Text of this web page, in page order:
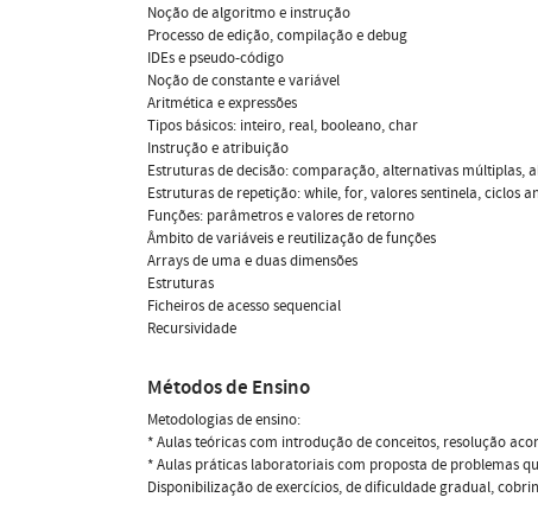
Noção de algoritmo e instrução
Processo de edição, compilação e debug
IDEs e pseudo-código
Noção de constante e variável
Aritmética e expressões
Tipos básicos: inteiro, real, booleano, char
Instrução e atribuição
Estruturas de decisão: comparação, alternativas múltiplas,
Estruturas de repetição: while, for, valores sentinela, ciclos
Funções: parâmetros e valores de retorno
Âmbito de variáveis e reutilização de funções
Arrays de uma e duas dimensões
Estruturas
Ficheiros de acesso sequencial
Recursividade
Métodos de Ensino
Metodologias de ensino:
* Aulas teóricas com introdução de conceitos, resolução
* Aulas práticas laboratoriais com proposta de problemas
Disponibilização de exercícios, de dificuldade gradual,